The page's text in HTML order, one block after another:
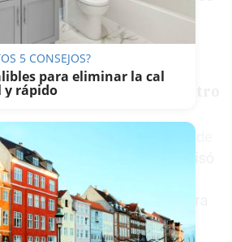
obstante, continuarán
por extinguido
fuego.
dentro del perímetro
las
, aunque
de la emergencia que esa
que toda la superficie hubiera
quemada.
5 CONSEJOS?
para eliminar la cal
y rápido